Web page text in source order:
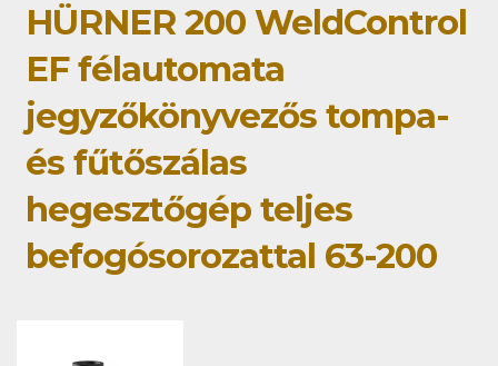
HÜRNER 200 WeldControl
EF félautomata
jegyzőkönyvezős tompa-
és fűtőszálas
hegesztőgép teljes
befogósorozattal 63-200